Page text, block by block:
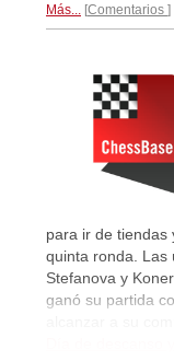
Más... Comentarios
para ir de tiendas
quinta ronda. Las
Stefanova y
ganó su partida